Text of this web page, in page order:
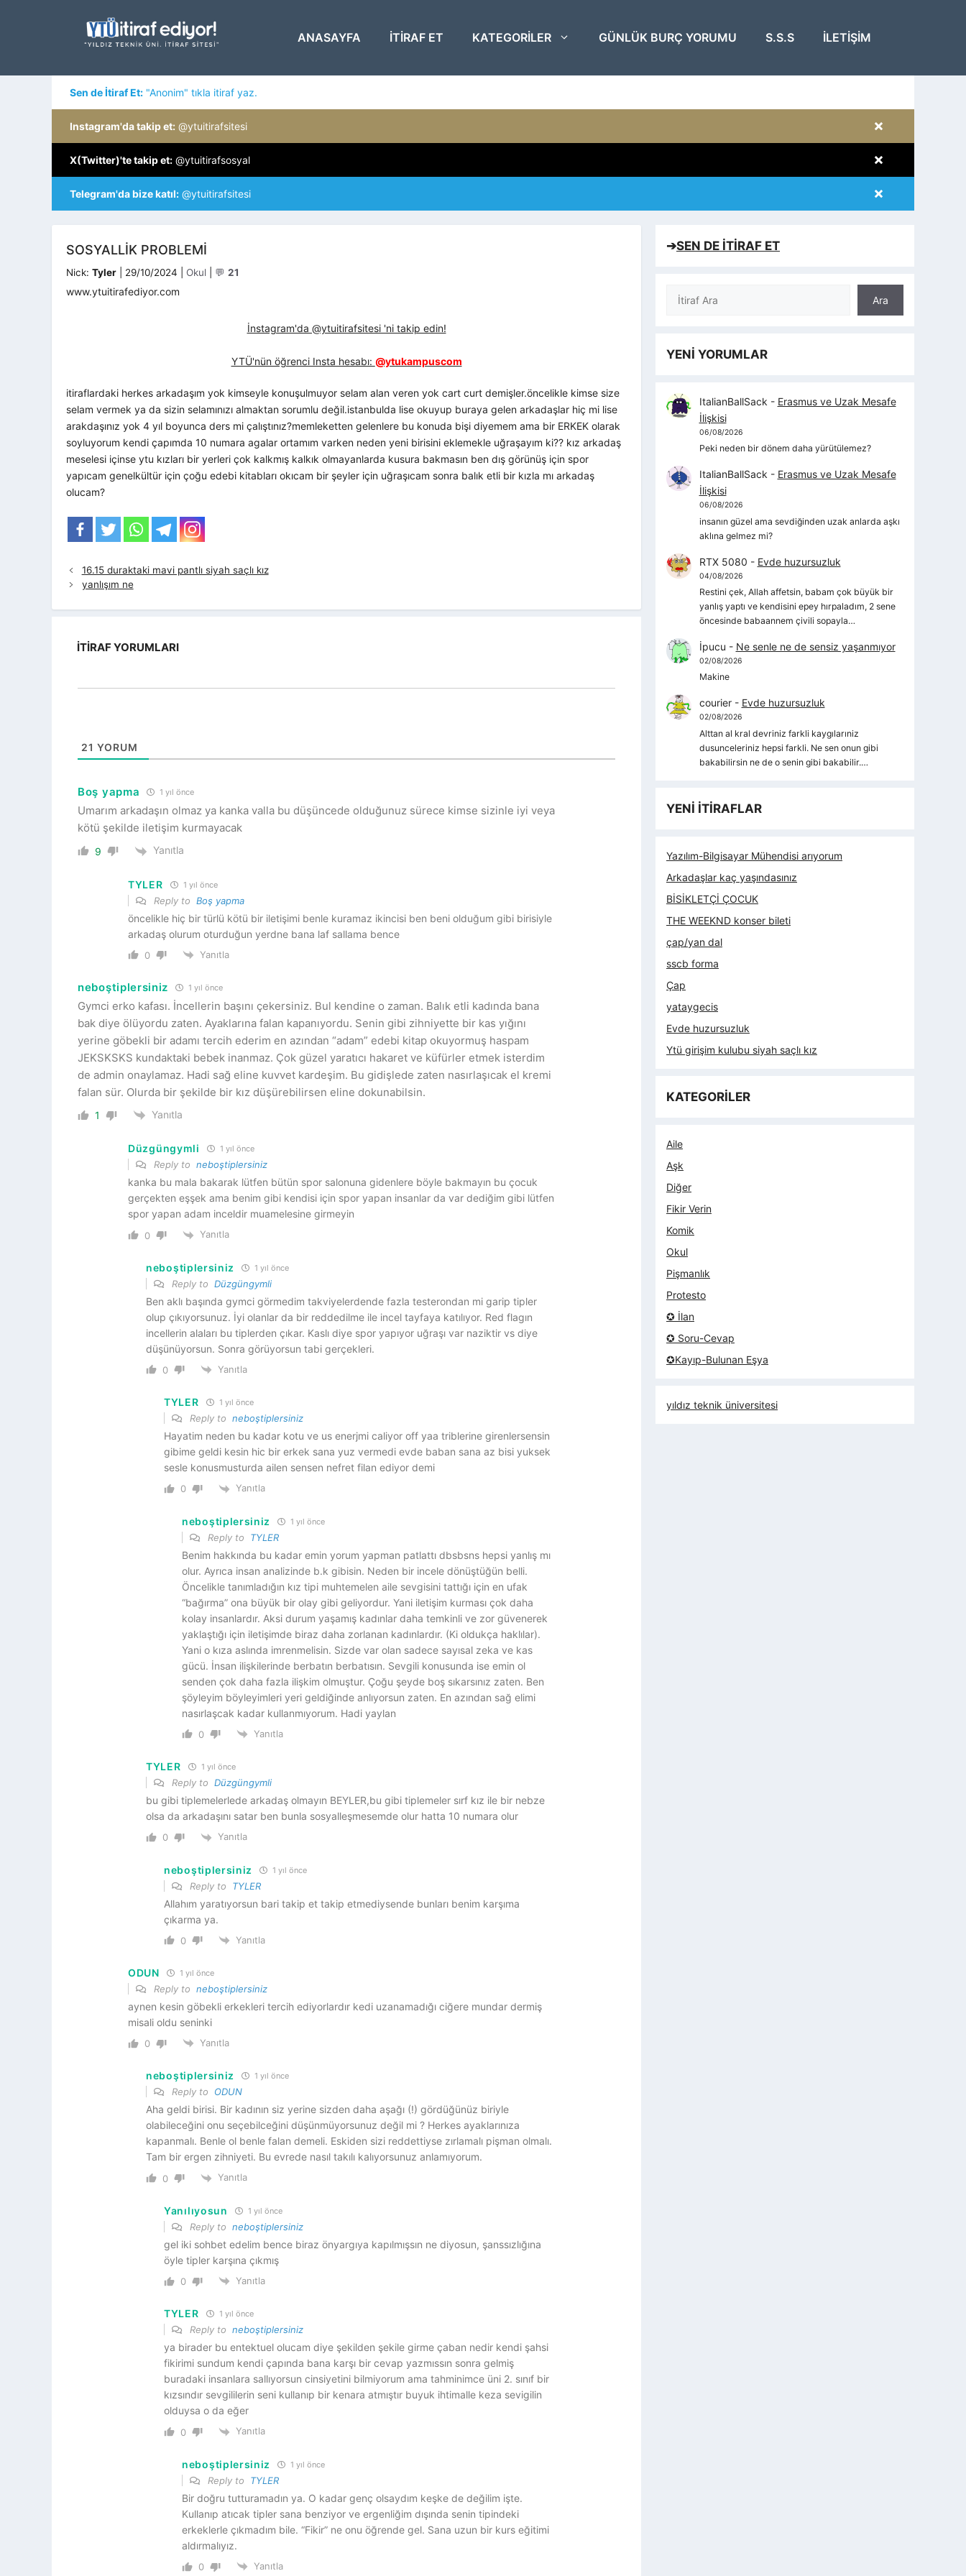
ANASAYFA ITIRAF ET KATEGORILER GÜNLÜK BURÇ YORUMU S.S.S İLETIŞIM
Sen de İtiraf Et: "Anonim" tıkla itiraf yaz.
×
Instagram'da takip et: @ytuitirafsitesi
×
X(Twitter)'te takip et: @ytuitirafsosyal
×
Telegram'da bize katıl: @ytuitirafsitesi
SOSYALLIK PROBLEMI
Nick: Tyler 29/10/2024 Kategoriler
Okul 💬 21
www.ytuitirafediyor.com
İnstagram'da @ytuitirafsitesi 'ni takip edin!
YTÜ'nün öğrenci Insta hesabı: @ytukampuscom
itiraflardaki herkes arkadaşım yok kimseyle konuşulmuyor selam alan veren yok cart curt demişler.öncelikle kimse size
selam vermek ya da sizin selamınızı almaktan sorumlu değil.istanbulda lise okuyup buraya gelen arkadaşlar hiç mi lise
arakdaşınız yok 4 yıl boyunca ders mi çalıştınız?memleketten gelenlere bu konuda bişi diyemem ama bir ERKEK olarak
soyluyorum kendi çapımda 10 numara agalar ortamım varken neden yeni birisini eklemekle uğraşayım ki?? kız arkadaş
meselesi içinse ytu kızları bir yerleri çok kalkmış kalkık olmayanlarda kusura bakmasın ben dış görünüş için spor
yapıcam genelkültür için çoğu edebi kitabları okıcam bir şeyler için uğraşıcam sonra balık etli bir kızla mı arkadaş
olucam?
16.15 duraktaki mavi pantlı siyah saçlı kız
yanlışım ne
İTIRAF YORUMLARI
21 YORUM
Boş yapma 1 yıl önce
Umarım arkadaşın olmaz ya kanka valla bu düşüncede olduğunuz sürece kimse sizinle iyi veya
kötü şekilde iletişim kurmayacak
9 Yanıtla
TYLER 1 yıl önce
Reply to Boş yapma
öncelikle hiç bir türlü kötü bir iletişimi benle kuramaz ikincisi ben beni olduğum gibi birisiyle
arkadaş olurum oturduğun yerdne bana laf sallama bence
0 Yanıtla
neboştiplersiniz 1 yıl önce
Gymci erko kafası. İncellerin başını çekersiniz. Bul kendine o zaman. Balık etli kadında bana
bak diye ölüyordu zaten. Ayaklarına falan kapanıyordu. Senin gibi zihniyette bir kas yığını
yerine göbekli bir adamı tercih ederim en azından “adam” edebi kitap okuyormuş haspam
JEKSKSKS kundaktaki bebek inanmaz. Çok güzel yaratıcı hakaret ve küfürler etmek isterdim
de admin onaylamaz. Hadi sağ eline kuvvet kardeşim. Bu gidişlede zaten nasırlaşıcak el kremi
falan sür. Olurda bir şekilde bir kız düşürebilirsen eline dokunabilsin.
1 Yanıtla
Düzgüngymli 1 yıl önce
Reply to neboştiplersiniz
kanka bu mala bakarak lütfen bütün spor salonuna gidenlere böyle bakmayın bu çocuk
gerçekten eşşek ama benim gibi kendisi için spor yapan insanlar da var dediğim gibi lütfen
spor yapan adam inceldir muamelesine girmeyin
0 Yanıtla
neboştiplersiniz 1 yıl önce
Reply to Düzgüngymli
Ben aklı başında gymci görmedim takviyelerdende fazla testerondan mi garip tipler
olup çıkıyorsunuz. İyi olanlar da bir reddedilme ile incel tayfaya katılıyor. Red flagın
incellerin alaları bu tiplerden çıkar. Kaslı diye spor yapıyor uğraşı var naziktir vs diye
düşünüyorsun. Sonra görüyorsun tabi gerçekleri.
0 Yanıtla
TYLER 1 yıl önce
Reply to neboştiplersiniz
Hayatim neden bu kadar kotu ve us enerjmi caliyor off yaa triblerine girenlersensin
gibime geldi kesin hic bir erkek sana yuz vermedi evde baban sana az bisi yuksek
sesle konusmusturda ailen sensen nefret filan ediyor demi
0 Yanıtla
neboştiplersiniz 1 yıl önce
Reply to TYLER
Benim hakkında bu kadar emin yorum yapman patlattı dbsbsns hepsi yanlış mı
olur. Ayrıca insan analizinde b.k gibisin. Neden bir incele dönüştüğün belli.
Öncelikle tanımladığın kız tipi muhtemelen aile sevgisini tattığı için en ufak
“bağırma” ona büyük bir olay gibi geliyordur. Yani iletişim kurması çok daha
kolay insanlardır. Aksi durum yaşamış kadınlar daha temkinli ve zor güvenerek
yaklaştığı için iletişimde biraz daha zorlanan kadınlardır. (Ki oldukça haklılar).
Yani o kıza aslında imrenmelisin. Sizde var olan sadece sayısal zeka ve kas
gücü. İnsan ilişkilerinde berbatın berbatısın. Sevgili konusunda ise emin ol
senden çok daha fazla ilişkim olmuştur. Çoğu şeyde boş sıkarsınız zaten. Ben
şöyleyim böyleyimleri yeri geldiğinde anlıyorsun zaten. En azından sağ elimi
nasırlaşcak kadar kullanmıyorum. Hadi yaylan
0 Yanıtla
TYLER 1 yıl önce
Reply to Düzgüngymli
bu gibi tiplemelerlede arkadaş olmayın BEYLER,bu gibi tiplemeler sırf kız ile bir nebze
olsa da arkadaşını satar ben bunla sosyalleşmesemde olur hatta 10 numara olur
0 Yanıtla
neboştiplersiniz 1 yıl önce
Reply to TYLER
Allahım yaratıyorsun bari takip et takip etmediysende bunları benim karşıma
çıkarma ya.
0 Yanıtla
ODUN 1 yıl önce
Reply to neboştiplersiniz
aynen kesin göbekli erkekleri tercih ediyorlardır kedi uzanamadığı ciğere mundar dermiş
misali oldu seninki
0 Yanıtla
neboştiplersiniz 1 yıl önce
Reply to ODUN
Aha geldi birisi. Bir kadının siz yerine sizden daha aşağı (!) gördüğünüz biriyle
olabileceğini onu seçebilceğini düşünmüyorsunuz değil mi ? Herkes ayaklarınıza
kapanmalı. Benle ol benle falan demeli. Eskiden sizi reddettiyse zırlamalı pişman olmalı.
Tam bir ergen zihniyeti. Bu evrede nasıl takılı kalıyorsunuz anlamıyorum.
0 Yanıtla
Yanılıyosun 1 yıl önce
Reply to neboştiplersiniz
gel iki sohbet edelim bence biraz önyargıya kapılmışsın ne diyosun, şanssızlığına
öyle tipler karşına çıkmış
0 Yanıtla
TYLER 1 yıl önce
Reply to neboştiplersiniz
ya birader bu entektuel olucam diye şekilden şekile girme çaban nedir kendi şahsi
fikirimi sundum kendi çapında bana karşı bir cevap yazmıssın sonra gelmiş
buradaki insanlara sallıyorsun cinsiyetini bilmiyorum ama tahminimce üni 2. sınıf bir
kızsındır sevgililerin seni kullanıp bir kenara atmıştır buyuk ihtimalle keza sevigilin
olduysa o da eğer
0 Yanıtla
neboştiplersiniz 1 yıl önce
Reply to TYLER
Bir doğru tutturamadın ya. O kadar genç olsaydım keşke de değilim işte.
Kullanıp atıcak tipler sana benziyor ve ergenliğim dışında senin tipindeki
erkeklerle çıkmadım bile. “Fikir” ne onu öğrende gel. Sana uzun bir kurs eğitimi
aldırmalıyız.
0 Yanıtla
➔SEN DE İTİRAF ET
Ara
Ara
YENİ YORUMLAR
ItalianBallSack - Erasmus ve Uzak Mesafe
İlişkisi
06/08/2026
Peki neden bir dönem daha yürütülemez?
ItalianBallSack - Erasmus ve Uzak Mesafe
İlişkisi
06/08/2026
insanın güzel ama sevdiğinden uzak anlarda aşkı
aklına gelmez mi?
RTX 5080 - Evde huzursuzluk
04/08/2026
Restini çek, Allah affetsin, babam çok büyük bir
yanlış yaptı ve kendisini epey hırpaladım, 2 sene
öncesinde babaannem çivili sopayla…
İpucu - Ne senle ne de sensiz yaşanmıyor
02/08/2026
Makine
courier- Evde huzursuzluk
02/08/2026
Alttan al kral devriniz farkli kaygılarıniz
dusunceleriniz hepsi farkli. Ne sen onun gibi
bakabilirsin ne de o senin gibi bakabilir.…
YENİ İTİRAFLAR
Yazılım-Bilgisayar Mühendisi arıyorum
Arkadaşlar kaç yaşındasınız
BİSİKLETÇİ ÇOCUK
THE WEEKND konser bileti
çap/yan dal
sscb forma
Çap
yataygecis
Evde huzursuzluk
Ytü girişim kulubu siyah saçlı kız
KATEGORİLER
Aile
Aşk
Diğer
Fikir Verin
Komik
Okul
Pişmanlık
Protesto
✪ İlan
✪ Soru-Cevap
✪Kayıp-Bulunan Eşya
yıldız teknik üniversitesi